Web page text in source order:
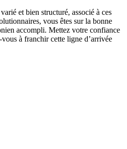
et bien structuré, associé à ces
vous êtes sur la bonne
accompli. Mettez votre confiance
à franchir cette ligne d’arrivée